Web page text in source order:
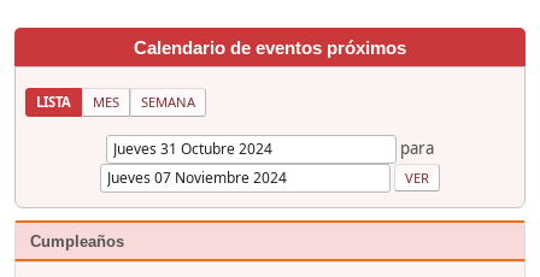
Calendario de eventos próximos
LISTA MES SEMANA
para
Cumpleaños